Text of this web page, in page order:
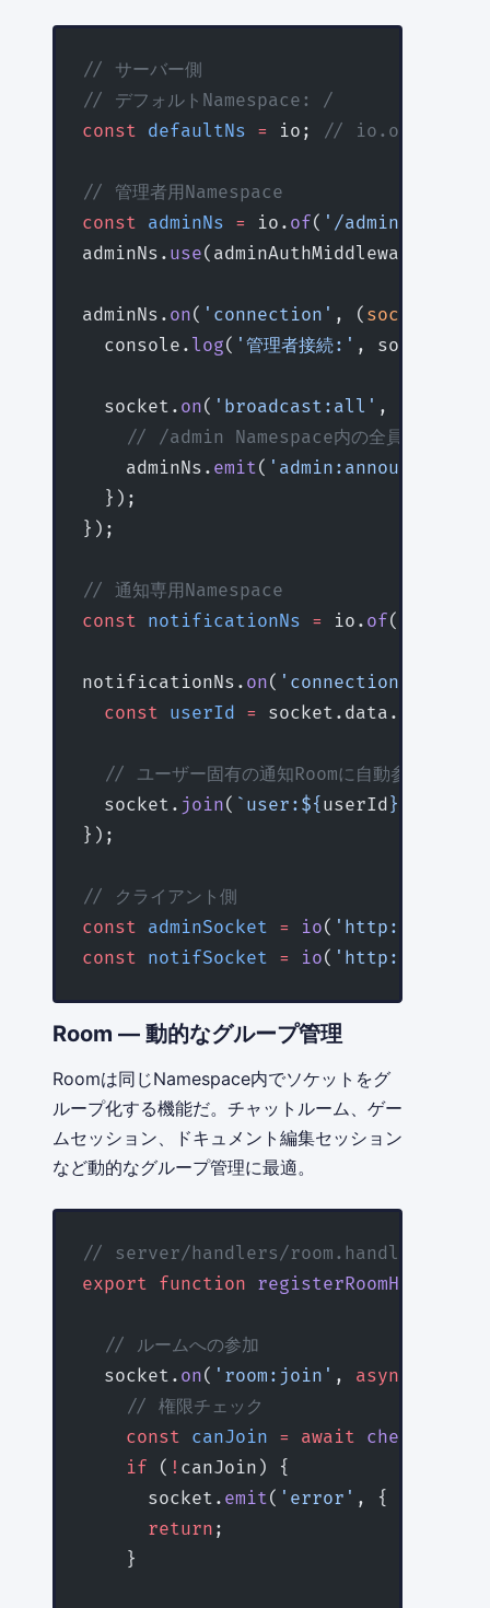
// サーバー側
// デフォルトNamespace: /
const defaultNs = io; // io.of('/')
// 管理者用Namespace
const adminNs = io. of( '/admin'
adminNs. use(adminAuthMiddleware);
adminNs. on( 'connection' , ( socket
  console.
log( '管理者接続:' ,
  socket.
on( 'broadcast:all' , (
    // /admin Namespace内の全員に送信
    adminNs.
emit( 'admin:announcement'
  });
});
// 通知専用Namespace
const notificationNs = io. of(
notificationNs. on( 'connection'
  const
userId = socket.data.userId;
  // ユーザー固有の通知Roomに自動参加
  socket.
join( `user:${ userId
});
// クライアント側
const adminSocket = io( 'http://
const notifSocket = io( 'http://
Room — 動的なグループ管理
Roomは同じNamespace内でソケットをグ
ループ化する機能だ。チャットルーム、ゲー
ムセッション、ドキュメント編集セッション
など動的なグループ管理に最適。
// server/handlers/room.handler.ts
export function registerRoomHandlers
  // ルームへの参加
  socket.
on( 'room:join' , async
    // 権限チェック
    const
canJoin = await
    if
( ! canJoin) {
      socket.
emit( 'error' , {
      return
;
    }